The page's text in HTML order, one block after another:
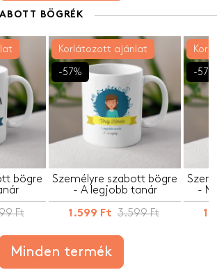
BÖGRÉK
bögre
Ft
Korlátozott ajánlat
-57%
Személyre szabott bögre
- A legjobb tanár
1.599 Ft 3.599 Ft
-57%
-
Minden termék